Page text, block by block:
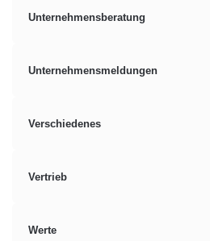
Unternehmensberatung
Unternehmensmeldungen
Verschiedenes
Vertrieb
Werte